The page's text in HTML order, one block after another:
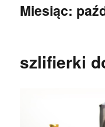
Miesiąc:
szlifierki